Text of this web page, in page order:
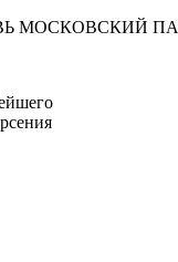
МОСКОВСКИЙ